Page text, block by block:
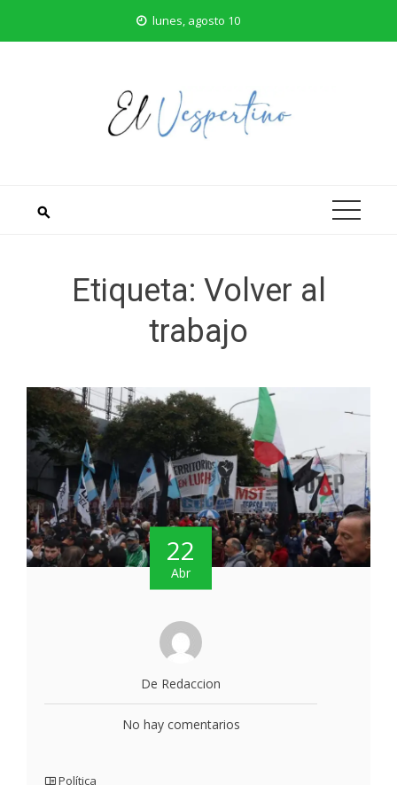
lunes, agosto 10
Etiqueta: Volver al
trabajo
22
Abr
De Redaccion
No hay comentarios
Política